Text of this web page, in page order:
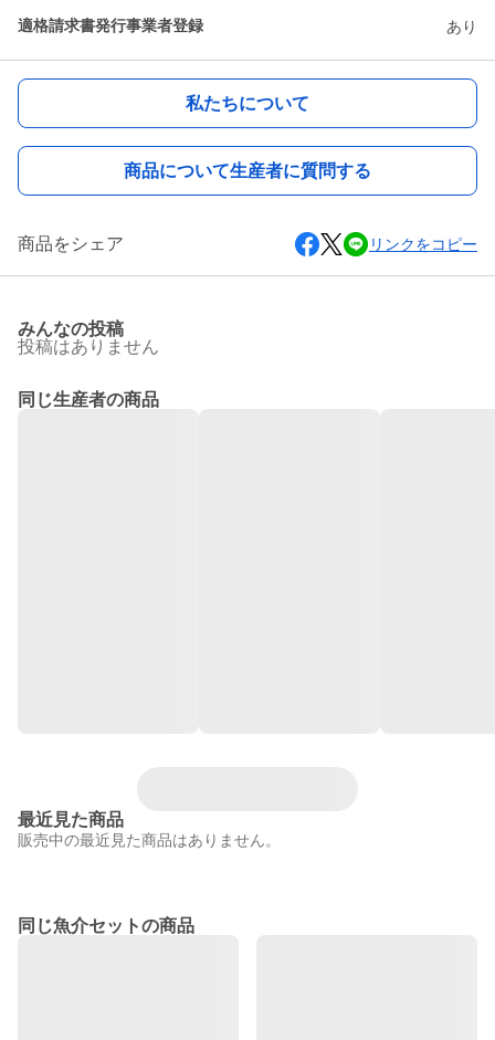
適格請求書発行事業者登録 あり
私たちについて
商品について生産者に質問する
商品をシェア リンクをコピー
みんなの投稿
投稿はありません
同じ生産者の商品
最近見た商品
販売中の最近見た商品はありません。
同じ魚介セットの商品